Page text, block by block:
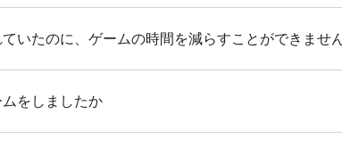
いたのに、ゲームの時間を減らすことができませ
をしましたか